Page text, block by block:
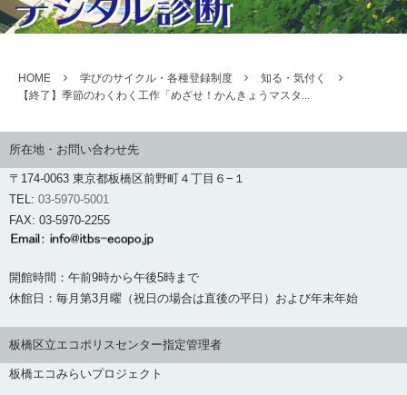
HOME 学びのサイクル・各種登録制度
知る・気付く
【終了】季節のわくわく工作「めざせ！かんきょうマスタ...
所在地・お問い合わせ先
〒174-0063 東京都板橋区前野町４丁目６−１
TEL: 03-5970-5001
FAX: 03-5970-2255
開館時間：午前9時から午後5時まで
休館日：毎月第3月曜（祝日の場合は直後の平日）および年末年始
板橋区立エコポリスセンター指定管理者
板橋エコみらいプロジェクト